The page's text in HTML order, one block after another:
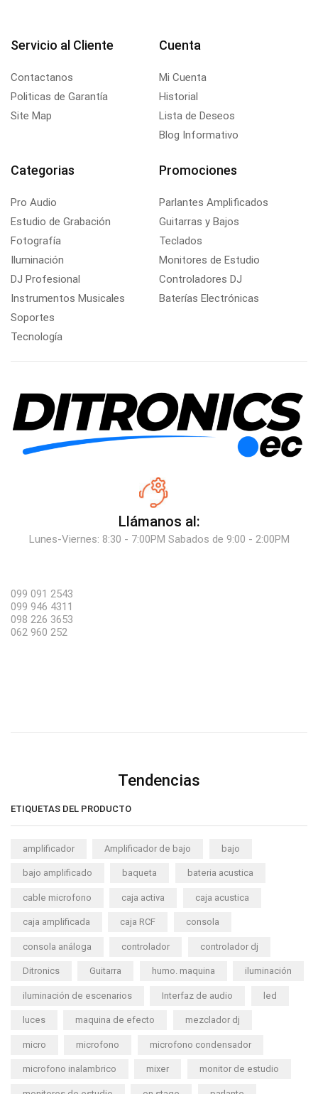
Servicio al Cliente
Contactanos
Politicas de Garantía
Site Map
Cuenta
Mi Cuenta
Historial
Lista de Deseos
Blog Informativo
Categorias
Pro Audio
Estudio de Grabación
Fotografía
Iluminación
DJ Profesional
Instrumentos Musicales
Soportes
Tecnología
Promociones
Parlantes Amplificados
Guitarras y Bajos
Teclados
Monitores de Estudio
Controladores DJ
Baterías Electrónicas
Llámanos al:
Lunes-Viernes: 8:30 - 7:00PM Sabados de 9:00 - 2:00PM
099 091 2543
099 946 4311
098 226 3653
062 960 252
Tendencias
ETIQUETAS DEL PRODUCTO
amplificador Amplificador de bajo bajo
bajo amplificado baqueta bateria acustica
cable microfono caja activa caja acustica
caja amplificada caja RCF consola
consola análoga controlador controlador dj
Ditronics Guitarra humo. maquina iluminación
iluminación de escenarios Interfaz de audio led
luces maquina de efecto mezclador dj
micro microfono microfono condensador
microfono inalambrico mixer monitor de estudio